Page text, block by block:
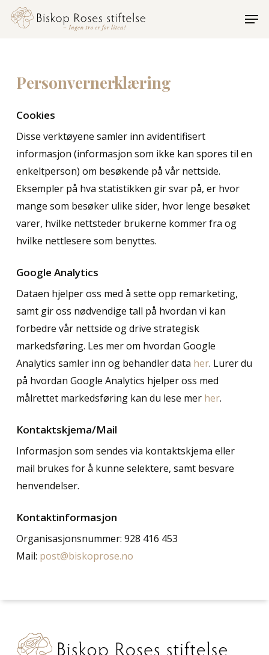
Skip
Personvernerklæring
Cookies
Disse verktøyene samler inn avidentifisert
informasjon (informasjon som ikke kan spores til en
enkeltperson) om besøkende på vår nettside.
Eksempler på hva statistikken gir svar på, er hvor
mange som besøker ulike sider, hvor lenge besøket
varer, hvilke nettsteder brukerne kommer fra og
hvilke nettlesere som benyttes.
Google Analytics
Dataen hjelper oss med å sette opp remarketing,
samt gir oss nødvendige tall på hvordan vi kan
forbedre vår nettside og drive strategisk
markedsføring. Les mer om hvordan Google
Analytics samler inn og behandler data her. Lurer du
på hvordan Google Analytics hjelper oss med
målrettet markedsføring kan du lese mer her.
Kontaktskjema/Mail
Informasjon som sendes via kontaktskjema eller
mail brukes for å kunne selektere, samt besvare
henvendelser.
Kontaktinformasjon
Organisasjonsnummer: 928 416 453
Mail: post@biskoprose.no